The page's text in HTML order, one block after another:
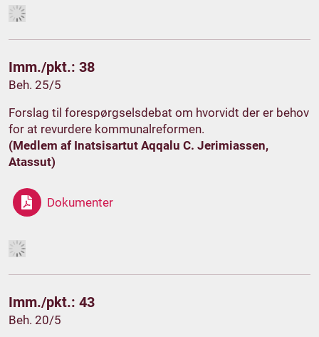
Imm./pkt.: 38
Beh. 25/5
Forslag til forespørgselsdebat om hvorvidt der er behov
for at revurdere kommunalreformen.
(Medlem af Inatsisartut Aqqalu C. Jerimiassen,
Atassut)
Dokumenter
Imm./pkt.: 43
Beh. 20/5